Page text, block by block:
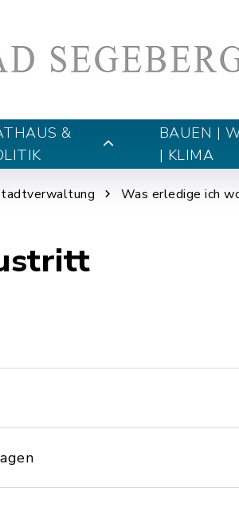
&
BAUEN |
| KLIMA
Was erledige ich